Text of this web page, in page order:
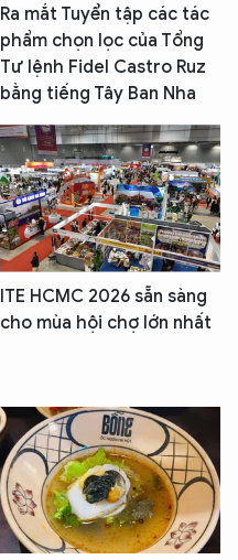
Ra mắt Tuyển tập các tác
phẩm chọn lọc của Tổng
Tư lệnh Fidel Castro Ruz
bằng tiếng Tây Ban Nha
ITE HCMC 2026 sẵn sàng
cho mùa hội chợ lớn nhất